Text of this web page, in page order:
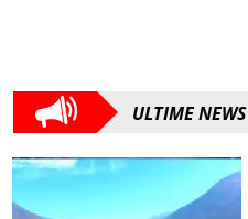
ULTIME NEWS